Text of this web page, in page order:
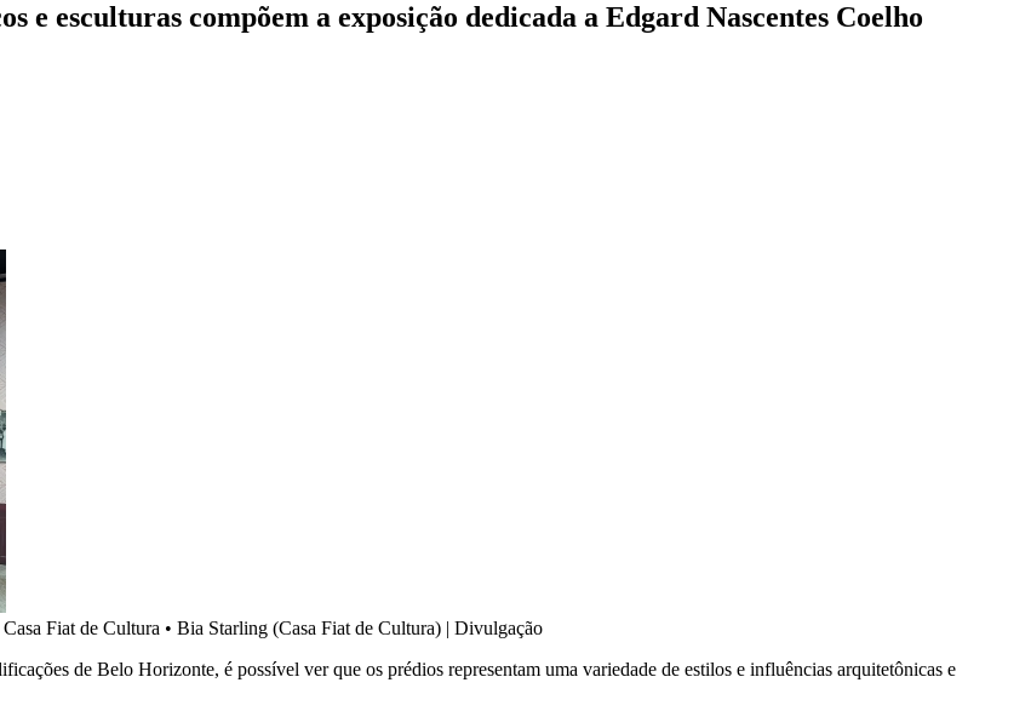
e esculturas compõem a exposição dedicada a Edgard Nascentes Coelho
Fiat de Cultura • Bia Starling (Casa Fiat de Cultura) | Divulgação
de Belo Horizonte, é possível ver que os prédios representam uma variedade de estilos e influências arquitetônicas e